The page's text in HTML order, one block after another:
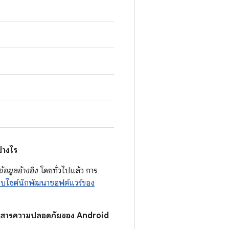
งไร
ข้อมูลอ้างอิง โดยทั่วไปแล้ว การ
บไซต์นักพัฒนาซอฟต์แวร์ของ
ารความปลอดภัยของ Android